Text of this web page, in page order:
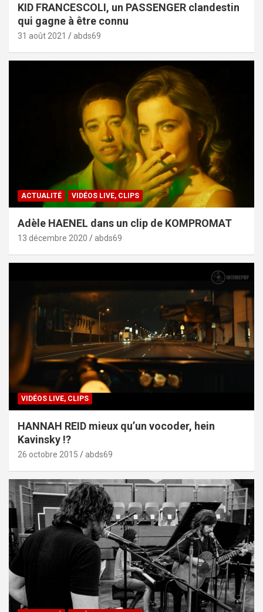
KID FRANCESCOLI, un PASSENGER clandestin
qui gagne à être connu
31 août 2021 abds69
ACTUALITÉ VIDÉOS LIVE, CLIPS
Adèle HAENEL dans un clip de KOMPROMAT
13 décembre 2020 abds69
VIDÉOS LIVE, CLIPS
HANNAH REID mieux qu’un vocoder, hein
Kavinsky !?
26 octobre 2015 abds69